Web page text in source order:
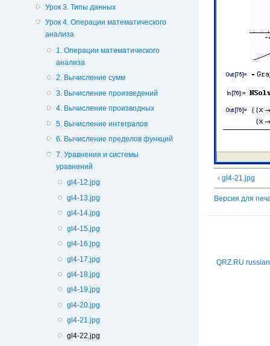
Урок 3. Типы данных
Урок 4. Операции математического
анализа
1. Операции математического
анализа
2. Вычисление сумм
3. Вычисление произведений
4. Вычисление производных
5. Вычисление интегралов
6. Вычисление пределов функций
7. Уравнения и системы
уравнений
gl4-12.jpg
gl4-13.jpg
gl4-14.jpg
gl4-15.jpg
gl4-16.jpg
gl4-17.jpg
gl4-18.jpg
gl4-19.jpg
gl4-20.jpg
gl4-21.jpg
gl4-22.jpg
‹ gl4-21.jpg
Версия для
QRZ.RU